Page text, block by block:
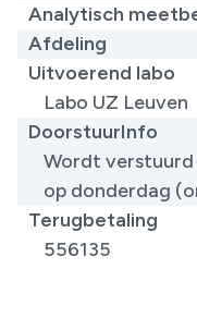
Analytisch
Afdeling
Uitvoerend labo
Labo UZ Leuven
DoorstuurInfo
Wordt verstuurd
op donderdag
Terugbetaling
556135